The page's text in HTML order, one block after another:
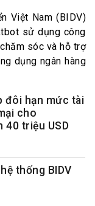
Việt Nam (BIDV)
sử dụng công
sóc và hỗ trợ
dụng ngân hàng
đôi hạn mức tài
cho
40 triệu USD
thống BIDV